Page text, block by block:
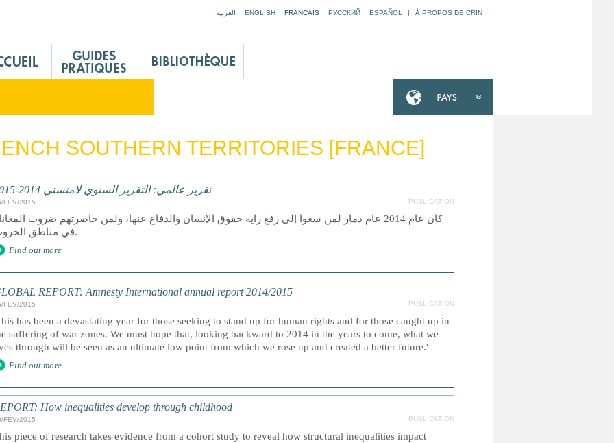
العربية ENGLISH FRANÇAIS РУССКИЙ ESPAÑOL | À PROPOS DE CRIN
SOUTHERN TERRITORIES [FRANCE]
تقرير عالمي: التقرير السنوي لامنستي 2014-2015
FÉV/2015 PUBLICATION
كان عام 2014 عام دمار لمن سعوا إلى رفع راية حقوق الإنسان والدفاع عنها، ولمن حاصرتهم ضروب
في مناطق الحروب.
Find out more
REPORT: Amnesty International annual report 2014/2015
FÉV/2015 PUBLICATION
has been a devastating year for those seeking to stand up for human rights and for those caught up in
suffering of war zones. We must hope that, looking backward to 2014 in the years to come, what we
through will be seen as an ultimate low point from which we rose up and created a better future.'
Find out more
How inequalities develop through childhood
FÉV/2015 PUBLICATION
piece of research takes evidence from a cohort study to reveal how structural inequalities impact